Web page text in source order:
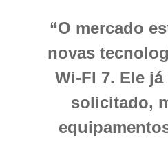
“O mercado
novas
Wi-FI 7. Ele
solicitado,